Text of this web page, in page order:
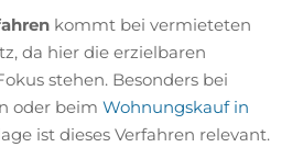
kommt bei vermieteten
da hier die erzielbaren
stehen. Besonders bei
oder beim Wohnungskauf in
ist dieses Verfahren relevant.